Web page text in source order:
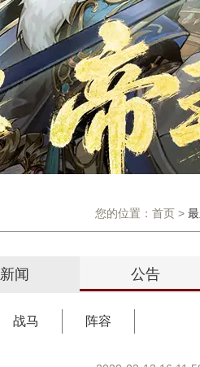
您的位置： 首页 >
新闻 公告
战马 阵容